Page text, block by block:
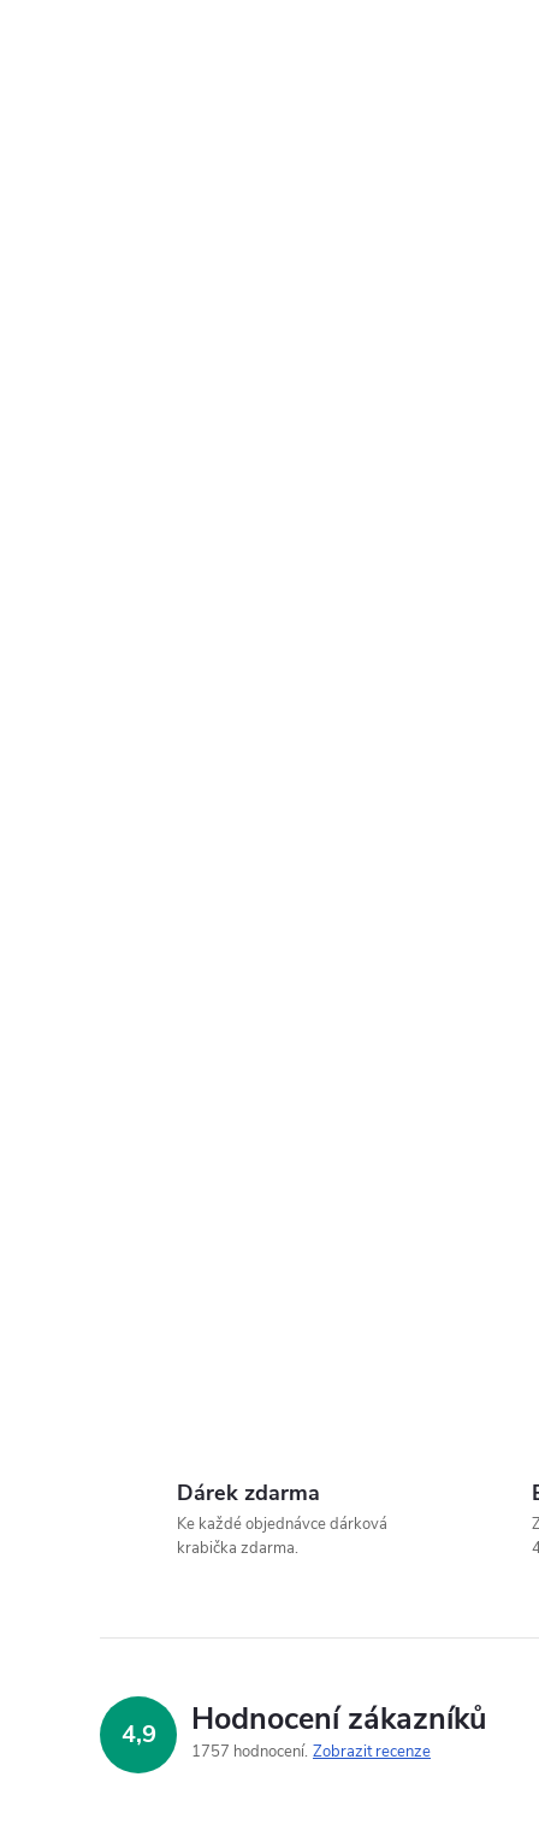
Dárek zdarma
Ke každé objednávce dárková
krabička zdarma.
4,9 Hodnocení zákazníků
1757 hodnocení Zobrazit recenze